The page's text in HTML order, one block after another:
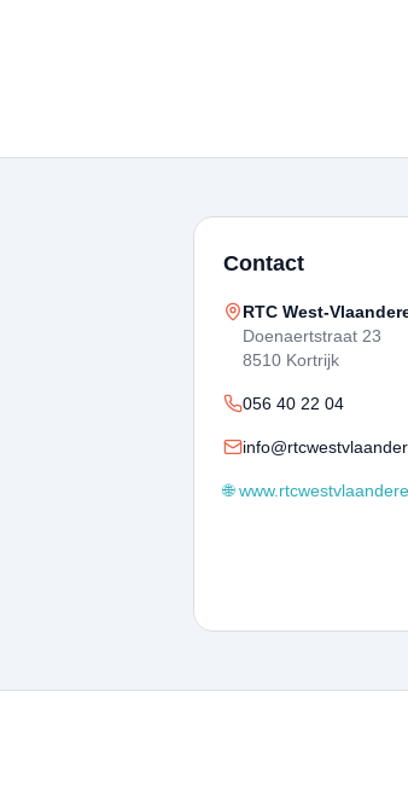
Contact
RTC West-
Doenaertstraat 23
8510 Kortrijk
056 40 22 04
🌐